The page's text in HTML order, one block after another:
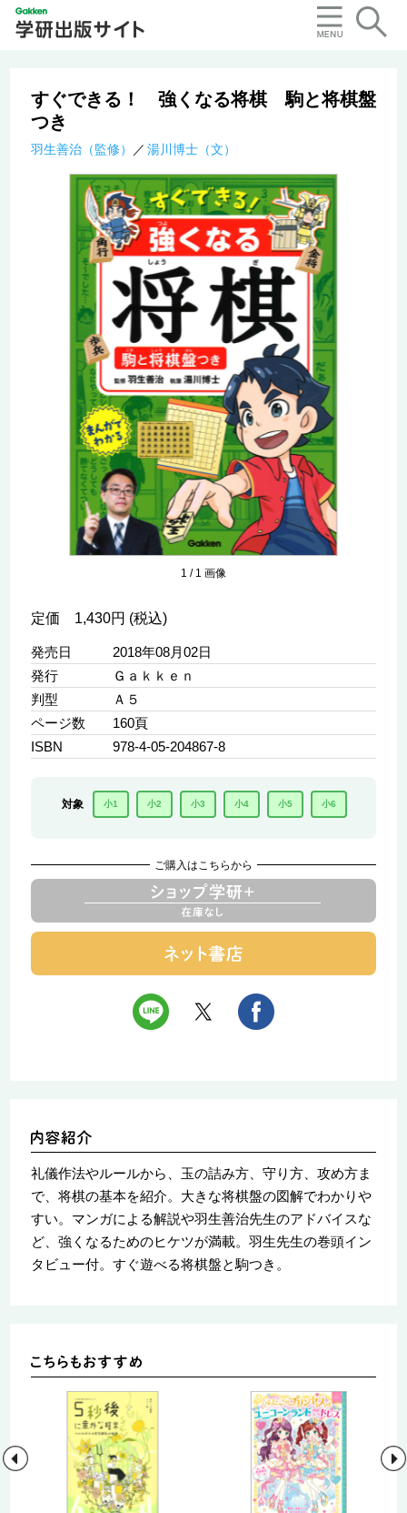
すぐできる！ 強くなる将棋 駒と将棋盤
つき
羽生善治（監修） 湯川博士（文）
1 / 1 画像
定価 1,430円 (税込)
発売日
2018年08月02日
発行
Ｇａｋｋｅｎ
判型
Ａ５
ページ数
160頁
ISBN
978-4-05-204867-8
対象 小1 小2 小3 小4 小5 小6
ご購入はこちらから
礼儀作法やルールから、玉の詰み方、守り方、攻め方ま
で、将棋の基本を紹介。大きな将棋盤の図解でわかりや
すい。マンガによる解説や羽生善治先生のアドバイスな
ど、強くなるためのヒケツが満載。羽生先生の巻頭イン
タビュー付。すぐ遊べる将棋盤と駒つき。